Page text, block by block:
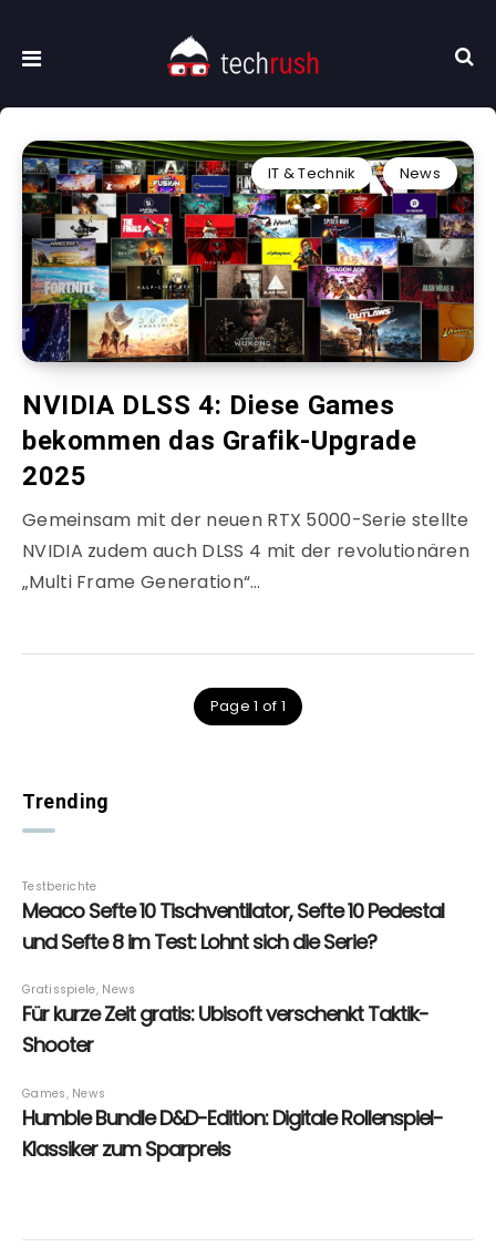
IT & Technik News
NVIDIA DLSS 4: Diese Games
bekommen das Grafik-Upgrade
2025
Gemeinsam mit der neuen RTX 5000-Serie stellte
NVIDIA zudem auch DLSS 4 mit der revolutionären
„Multi Frame Generation“…
Page 1 of 1
Trending